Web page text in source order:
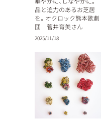
品と迫力のあるお芝居
を。オクロック熊本歌劇
団 菅井育美さん
2025/11/18